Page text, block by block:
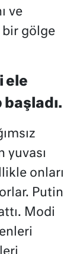
ve
gölge
ele
başladı.
yuvası
onları
Putin
Modi